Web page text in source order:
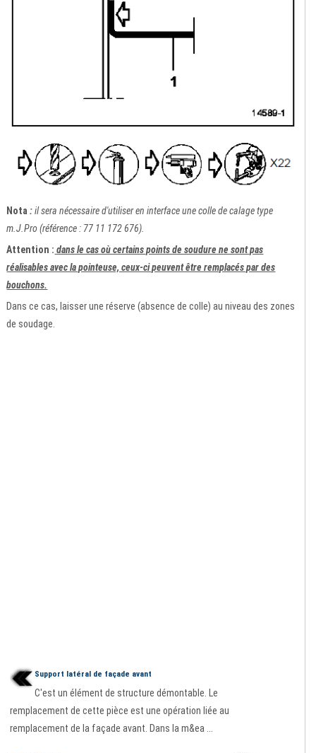
Nota:il sera nécessaire d'utiliser en interface une colle de calage type
m.J.Pro (référence : 77 11 172 676).
Attention : dans le cas où certains points de soudure ne sont pas
réalisables avec la pointeuse, ceux-ci peuvent être remplacés par des
bouchons.
Dans ce cas, laisser une réserve (absence de colle) au niveau des zones
de soudage.
Support latéral de façade avant
C'est un élément de structure démontable. Le
remplacement de cette pièce est une opération liée au
remplacement de la façade avant. Dans la m&ea ...